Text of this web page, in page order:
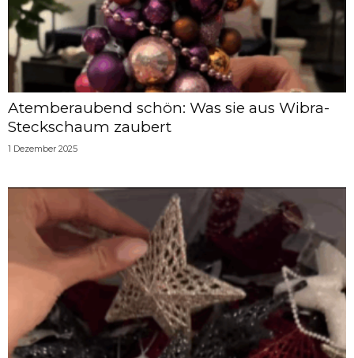
Atemberaubend schön: Was sie aus Wibra-
Steckschaum zaubert
1 Dezember 2025